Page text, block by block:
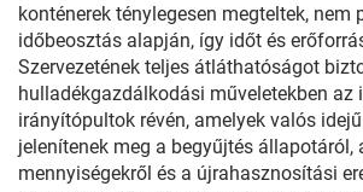
konténerek ténylegesen megteltek, nem
időbeosztás alapján, így időt és
Szervezetének teljes átláthatóságot
hulladékgazdálkodási műveletekben az
irányítópultok révén, amelyek valós
jelenítenek meg a begyűjtés
mennyiségekről és a újrahasznosítási